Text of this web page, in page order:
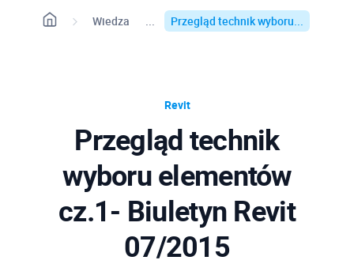
Wiedza Przegląd technik wyboru...
Revit
Przegląd technik
wyboru elementów
cz.1- Biuletyn Revit
07/2015